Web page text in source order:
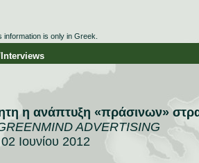
information is only in Greek.
η ανάπτυξη «πράσινων»
ADVERTISING
Ιουνίου 2012